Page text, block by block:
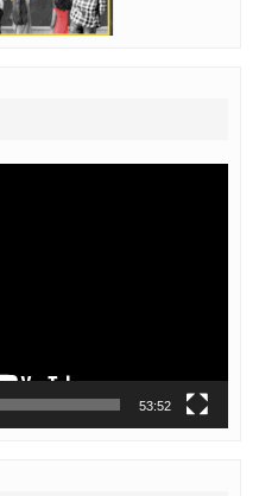
53:52